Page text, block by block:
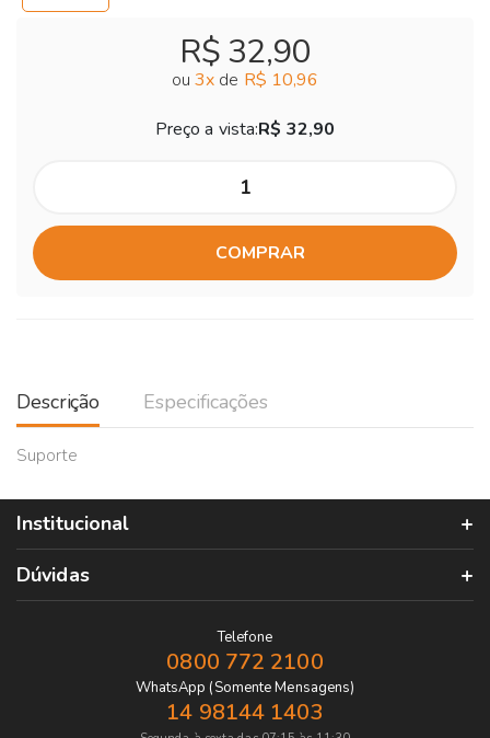
R$ 32,90
ou 3x de R$ 10,96
Preço a vista:R$ 32,90
COMPRAR
Descrição Especificações
Suporte
Institucional
Dúvidas
Telefone
0800 772 2100
WhatsApp (Somente Mensagens)
14 98144 1403